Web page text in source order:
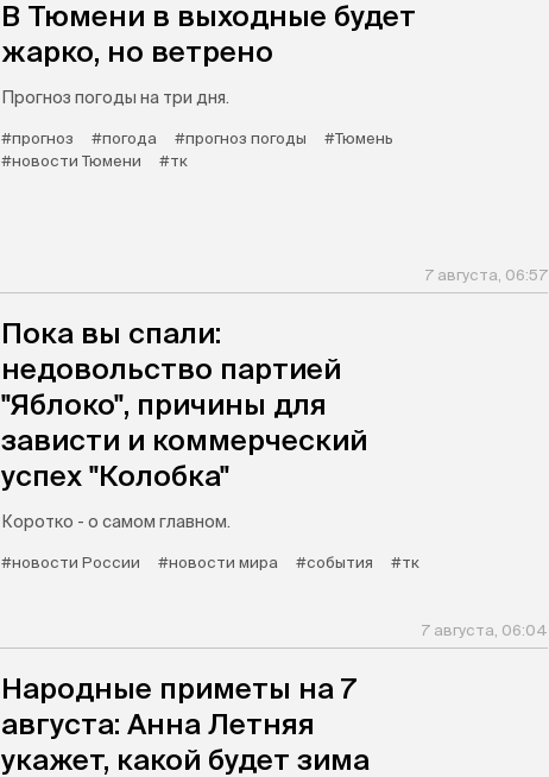
В Тюмени в выходные будет
жарко, но ветрено
Прогноз погоды на три дня.
#прогноз #погода #прогноз погоды
#Тюмень
#новости Тюмени
#тк
7 августа, 06:57
Пока вы спали:
недовольство партией
"Яблоко", причины для
зависти и коммерческий
успех "Колобка"
Коротко - о самом главном.
#новости России #новости мира #события #тк
7 августа, 06:04
Народные приметы на 7
августа: Анна Летняя
укажет, какой будет зима